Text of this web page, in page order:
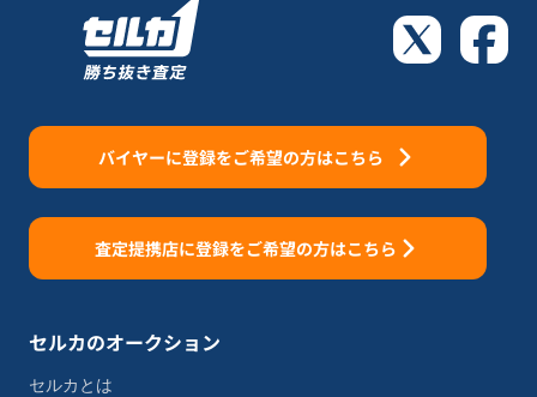
バイヤーに登録をご希望の方はこちら
査定提携店に登録をご希望の方はこちら
セルカのオークション
セルカとは